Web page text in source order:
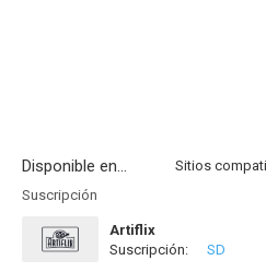
Disponible en...
Suscripción
Artiflix
Suscripción:
SD